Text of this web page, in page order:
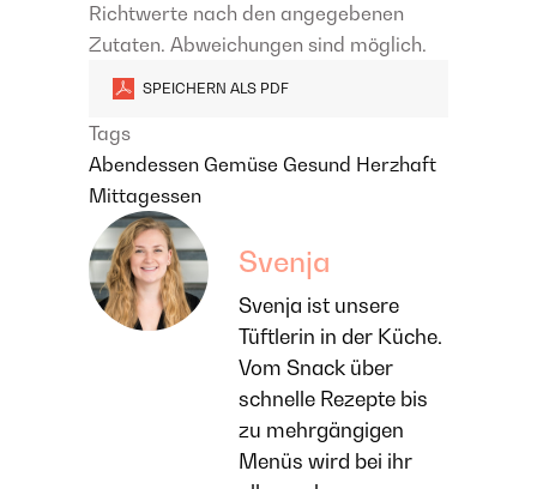
Richtwerte nach den angegebenen
Zutaten. Abweichungen sind möglich.
SPEICHERN ALS PDF
Tags
Abendessen Gemüse Gesund Herzhaft
Mittagessen
Svenja
Svenja ist unsere
Tüftlerin in der Küche.
Vom Snack über
schnelle Rezepte bis
zu mehrgängigen
Menüs wird bei ihr